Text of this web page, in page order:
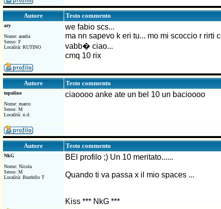
Autore Testo commento
ary
Nome: aradia
Sesso: F
Località: RUTINO
we fabio scs...
ma nn sapevo k eri tu... mo mi scoccio r rirti
vabb� ciao...
cmq 10 rix
Autore Testo commento
topolino
Nome: marco
Sesso: M
Località: n.d.
ciaoooo anke ate un bel 10 un bacioooo
Autore Testo commento
NkG
Nome: Nicola
Sesso: M
Località: Burdello T
BEl profilo ;) Un 10 meritato......
Quando ti va passa x il mio spaces ...
Kiss *** NkG ***